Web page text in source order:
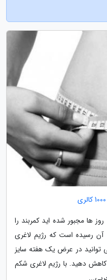
ها مجبور شده اید کمربند را
رسیده است که رژیم لاغری
می توانید در عرض یک هفته سایز
دهید. با رژیم لاغری شکم